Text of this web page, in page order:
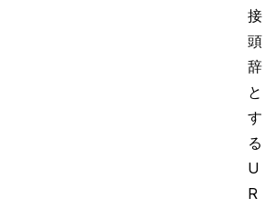
接
頭
辞
と
す
る
U
R